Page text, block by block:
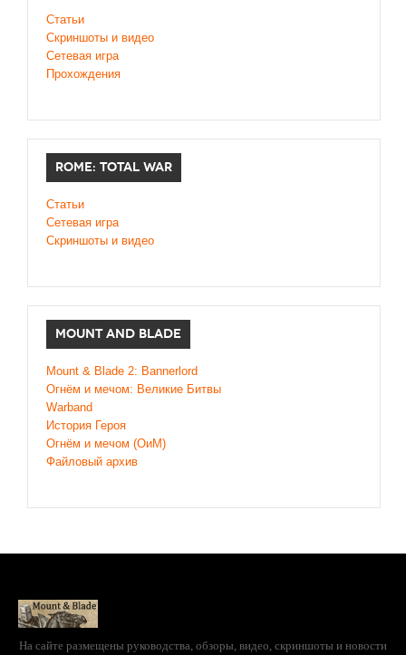
Статьи
Скриншоты и видео
Сетевая игра
Прохождения
ROME: TOTAL WAR
Статьи
Сетевая игра
Скриншоты и видео
MOUNT AND BLADE
Mount & Blade 2: Bannerlord
Огнём и мечом: Великие Битвы
Warband
История Героя
Огнём и мечом (ОиМ)
Файловый архив
На сайте размещены руководства, обзоры, видео, скриншоты и новости